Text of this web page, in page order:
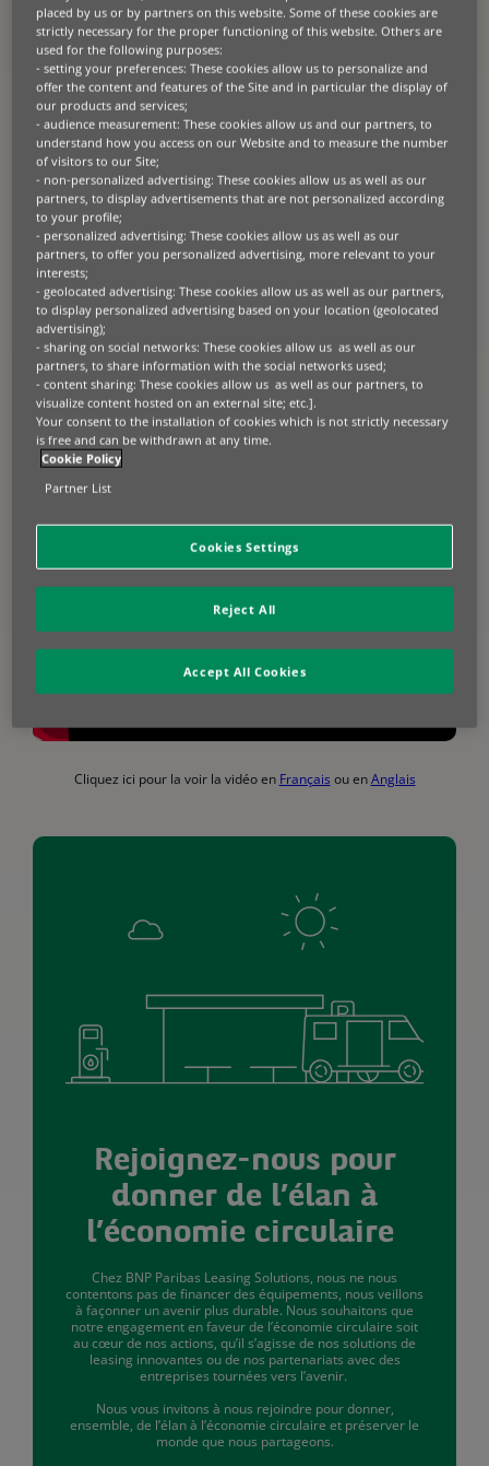
decompétitivité. Pourtant, dans un contexte
marqué par l’innovation rapide, lesenjeux
environnementauxet la
trésorerie,posséderces actifs n’est plus toujours
la solution la plus pertinente.
ChezBNP Paribas Leasing Solutions, nous
accompagnons les entreprises pour
leur approche:accéder aux équipementsplutôt
que les posséder, c’est
optimiser leurs
coûts,bénéficier des dernières technologies
immobilisation financière lourde, ets’inscrire dans
une démarche durable
Découvrez notre vision en vidéo
Cette vidéo illustrenotre approcheet reflète
l’impact que nous cherchons à créer chaque jour
aux côtés de nos partenaires et de nos clients :
soutenir la croissance, accompagner la
transformation et aider les entreprises à évoluer
Cliquez ici pour la voir la vidéo en Français ou enAnglais
Rejoignez-nous pour
donner de l’élan à
l’économie circulaire
Chez BNP Paribas Leasing Solutions, nous ne nous
contentons pas de financer des équipements, nous veillons
à façonner un avenir plus durable. Nous souhaitons que
notre engagement en faveur de l’économie circulaire soit
au cœur de nos actions, qu’il s’agisse de nos solutions de
leasing innovantes ou de nos partenariats avec des
entreprises tournées vers l’avenir.
Nous vous invitons à nous rejoindre pour donner,
ensemble, de l’élan à l’économie circulaire et préserver le
monde que nous partageons.
placed by us or by partners on this website. Some of these cookies are
strictly necessary for the proper functioning of this website. Others are
used for the following purposes:
- setting your preferences: These cookies allow us to personalize and
offer the content and features of the Site and in particular the display of
our products and services;
- audience measurement: These cookies allow us and our partners, to
understand how you access on our Website and to measure the number
of visitors to our Site;
- non-personalized advertising: These cookies allow us as well as our
partners, to display advertisements that are not personalized according
to your profile;
- personalized advertising: These cookies allow us as well as our
partners, to offer you personalized advertising, more relevant to your
interests;
- geolocated advertising: These cookies allow us as well as our partners,
to display personalized advertising based on your location (geolocated
advertising);
- sharing on social networks: These cookies allow us as well as our
partners, to share information with the social networks used;
- content sharing: These cookies allow us as well as our partners, to
visualize content hosted on an external site; etc.].
Your consent to the installation of cookies which is not strictly necessary
is free and can be withdrawn at any time.
Cookie Policy
Partner List
Cookies Settings
Reject All
Accept All Cookies